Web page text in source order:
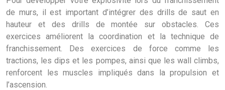
de murs, il est important d’intégrer des drills de saut en
hauteur et des drills de montée sur obstacles. Ces
exercices améliorent la coordination et la technique de
franchissement. Des exercices de force comme les
tractions, les dips et les pompes, ainsi que les wall climbs,
renforcent les muscles impliqués dans la propulsion et
l’ascension.